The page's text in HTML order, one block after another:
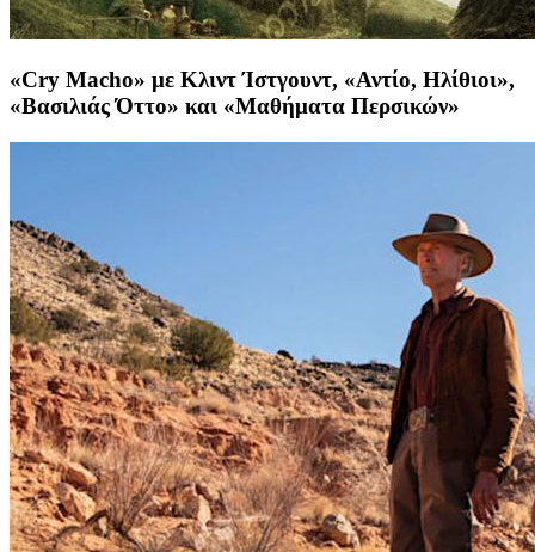
«Cry Macho» με Κλιντ Ίστγουντ, «Αντίο, Ηλίθιοι»,
«Βασιλιάς Όττο» και «Μαθήματα Περσικών»